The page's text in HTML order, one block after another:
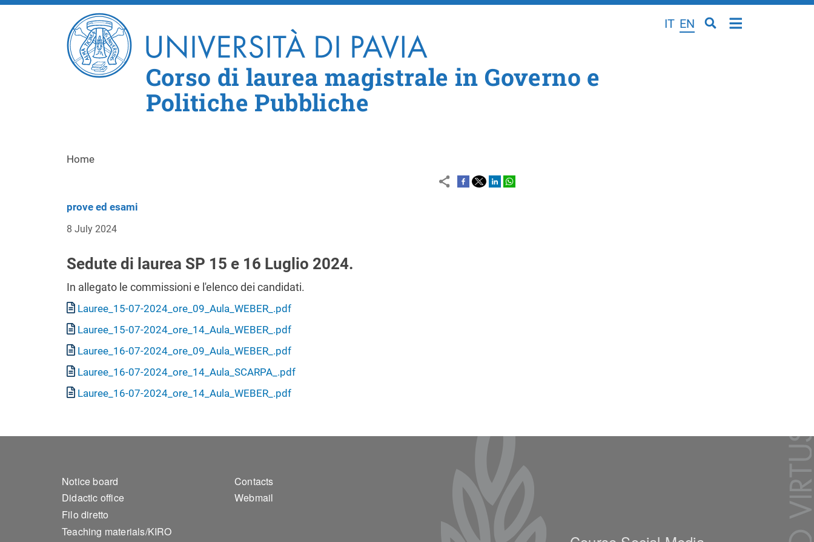
Skip to main content
IT EN
Corso di laurea magistrale in Governo e
Politiche Pubbliche
Home
prove ed esami
8 July 2024
Sedute di laurea SP 15 e 16 Luglio 2024.
In allegato le commissioni e l'elenco dei candidati.
Document
Lauree_15-07-2024_ore_09_Aula_WEBER_.pdf
Document
Lauree_15-07-2024_ore_14_Aula_WEBER_.pdf
Document
Lauree_16-07-2024_ore_09_Aula_WEBER_.pdf
Document
Lauree_16-07-2024_ore_14_Aula_SCARPA_.pdf
Document
Lauree_16-07-2024_ore_14_Aula_WEBER_.pdf
Footer 1
Notice board
Didactic office
Filo diretto
Teaching materials/KIRO
Footer 2
Contacts
Webmail